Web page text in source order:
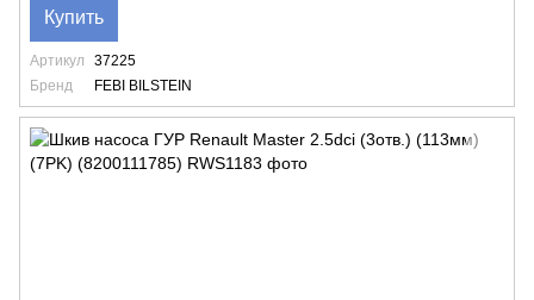
Купить
Артикул
37225
Бренд
FEBI BILSTEIN